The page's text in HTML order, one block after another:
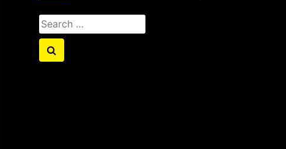
Search
for:
Search